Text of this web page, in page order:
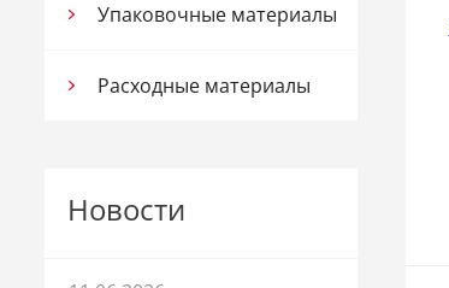
Упаковочные материалы
Расходные материалы
Новости